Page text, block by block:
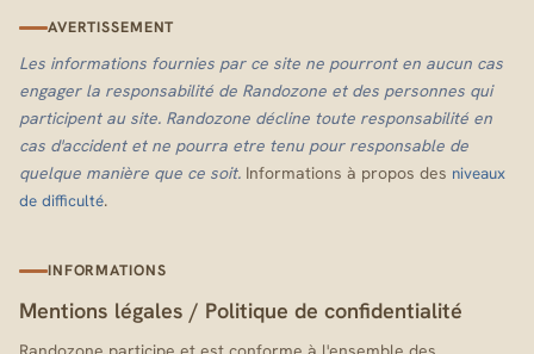
AVERTISSEMENT
Les informations fournies par ce site ne pourront en aucun cas
engager la responsabilité de Randozone et des personnes qui
participent au site. Randozone décline toute responsabilité en
cas d'accident et ne pourra etre tenu pour responsable de
quelque manière que ce soit. Informations à propos des niveaux
de difficulté.
INFORMATIONS
Mentions légales / Politique de confidentialité